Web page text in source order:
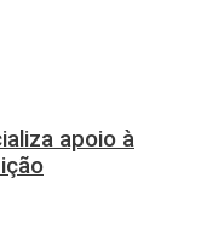
apoio à